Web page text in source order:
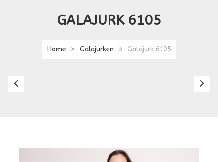
GALAJURK 6105
Home Galajurken Galajurk 6105
Galajurk